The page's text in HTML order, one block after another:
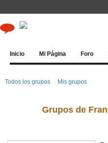
Inicio Mi Página Foro
Todos los grupos Mis grupos
Grupos de